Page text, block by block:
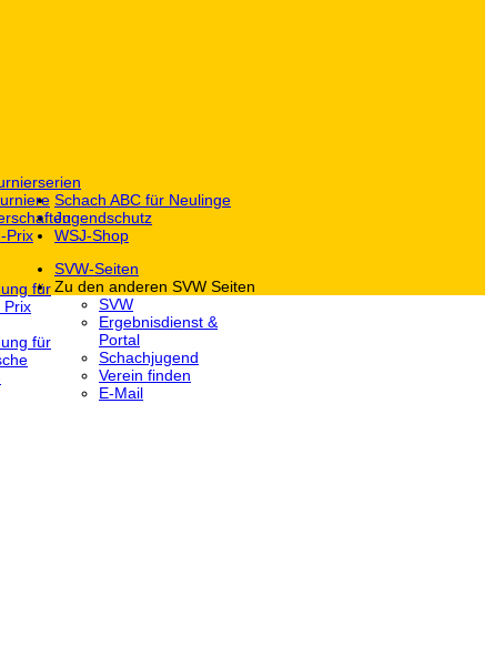
Prix
für
Prix
für
Schach ABC für Neulinge
Jugendschutz
WSJ-Shop
SVW-Seiten
Zu den anderen SVW Seiten
SVW
Ergebnisdienst &
Portal
Schachjugend
Verein finden
E-Mail